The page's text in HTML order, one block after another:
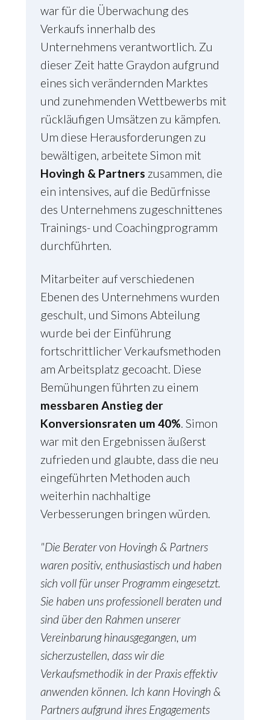
war für die Überwachung des
Verkaufs innerhalb des
Unternehmens verantwortlich. Zu
dieser Zeit hatte Graydon aufgrund
eines sich verändernden Marktes
und zunehmenden Wettbewerbs mit
rückläufigen Umsätzen zu kämpfen.
Um diese Herausforderungen zu
bewältigen, arbeitete Simon mit
Hovingh & Partners zusammen, die
ein intensives, auf die Bedürfnisse
des Unternehmens zugeschnittenes
Trainings- und Coachingprogramm
durchführten.
Mitarbeiter auf verschiedenen
Ebenen des Unternehmens wurden
geschult, und Simons Abteilung
wurde bei der Einführung
fortschrittlicher Verkaufsmethoden
am Arbeitsplatz gecoacht. Diese
Bemühungen führten zu einem
messbaren Anstieg der
Konversionsraten um 40%. Simon
war mit den Ergebnissen äußerst
zufrieden und glaubte, dass die neu
eingeführten Methoden auch
weiterhin nachhaltige
Verbesserungen bringen würden.
"Die Berater von Hovingh & Partners
waren positiv, enthusiastisch und haben
sich voll für unser Programm eingesetzt.
Sie haben uns professionell beraten und
sind über den Rahmen unserer
Vereinbarung hinausgegangen, um
sicherzustellen, dass wir die
Verkaufsmethodik in der Praxis effektiv
anwenden können. Ich kann Hovingh &
Partners aufgrund ihres Engagements